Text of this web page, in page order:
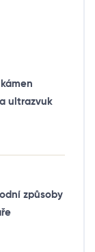
ultrazvuk
způsoby